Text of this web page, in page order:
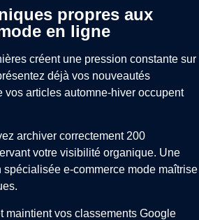
propres aux
en ligne
créent une pression constante sur
déjà vos nouveautés
vos articles automne-hiver occupent
archiver correctement 200
votre visibilité organique. Une
e-commerce mode maîtrise
maintient vos classements Google